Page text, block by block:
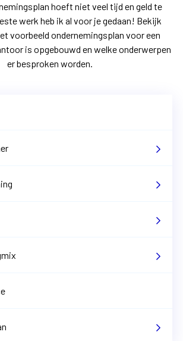
hoeft niet veel tijd en geld te
werk heb ik al voor je gedaan! Bekijk
voorbeeld ondernemingsplan voor een
is opgebouwd en welke onderwerpen
er besproken worden.